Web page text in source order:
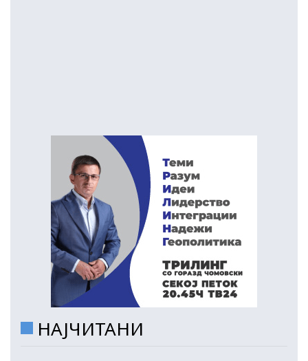
НАЈЧИТАНИ